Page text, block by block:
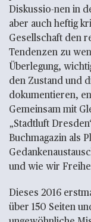
Diskussio-nen in
aber auch heftig
Gesellschaft den
Tendenzen zu
Überlegung,
den Zustand und
dokumentieren,
Gemeinsam mit
„Stadtluft
Buchmagazin als
und wie wir
Dieses 2016
über 150 Seiten